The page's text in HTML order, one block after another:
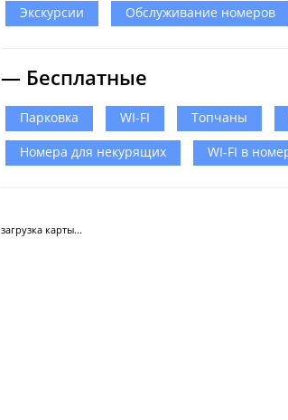
Экскурсии Обслуживание номеров
— Бесплатные
Парковка WI-FI Топчаны
Номера для некурящих
WI-FI в
загрузка карты...